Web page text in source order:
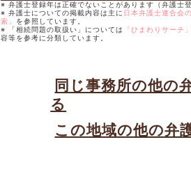
※ 弁護士登録年は正確でないことがあります（弁護士
※ 弁護士についての掲載内容は主に 日本弁護士連合会
索」 を参照しています。
※ 「相続問題の取扱い」については
「ひまわりサーチ」
容等を参考に分類しています。
同じ事務所の他の
る
この地域の他の弁